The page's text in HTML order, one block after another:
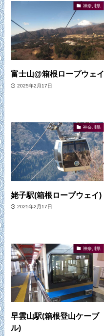
神奈川県
富士山@箱根ロープウェイ
2025年2月17日
神奈川県
姥子駅(箱根ロープウェイ)
2025年2月17日
神奈川県
早雲山駅(箱根登山ケーブ
ル)